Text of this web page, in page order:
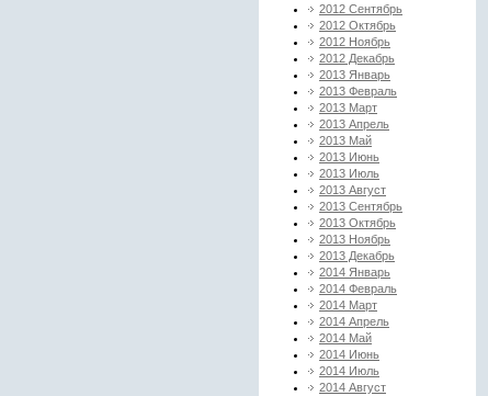
2012 Сентябрь
2012 Октябрь
2012 Ноябрь
2012 Декабрь
2013 Январь
2013 Февраль
2013 Март
2013 Апрель
2013 Май
2013 Июнь
2013 Июль
2013 Август
2013 Сентябрь
2013 Октябрь
2013 Ноябрь
2013 Декабрь
2014 Январь
2014 Февраль
2014 Март
2014 Апрель
2014 Май
2014 Июнь
2014 Июль
2014 Август